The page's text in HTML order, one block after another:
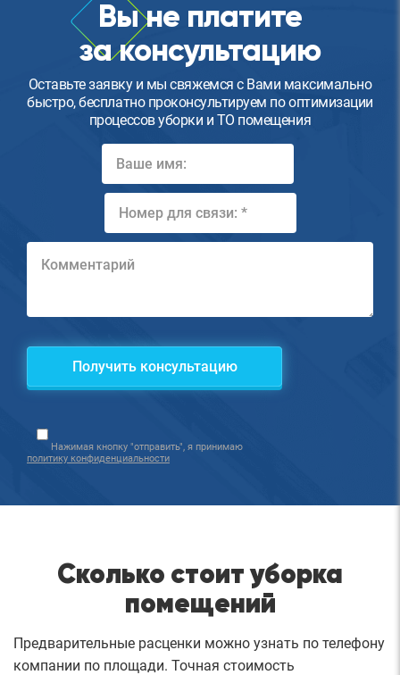
Вы не платите
за консультацию
Оставьте заявку и мы свяжемся с Вами максимально
быстро, бесплатно проконсультируем по оптимизации
процессов уборки и ТО помещения
Нажимая кнопку "отправить", я принимаю
политику конфиденциальности
Сколько стоит уборка
помещений
Предварительные расценки можно узнать по телефону
компании по площади. Точная стоимость